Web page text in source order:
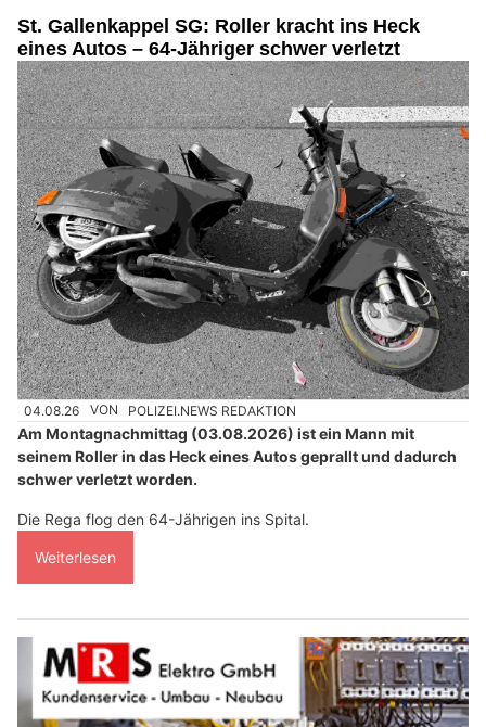
St. Gallenkappel SG: Roller kracht ins Heck
eines Autos – 64-Jähriger schwer verletzt
04.08.26 VON POLIZEI.NEWS REDAKTION
Am Montagnachmittag (03.08.2026) ist ein Mann mit
seinem Roller in das Heck eines Autos geprallt und dadurch
schwer verletzt worden.
Die Rega flog den 64-Jährigen ins Spital.
Weiterlesen